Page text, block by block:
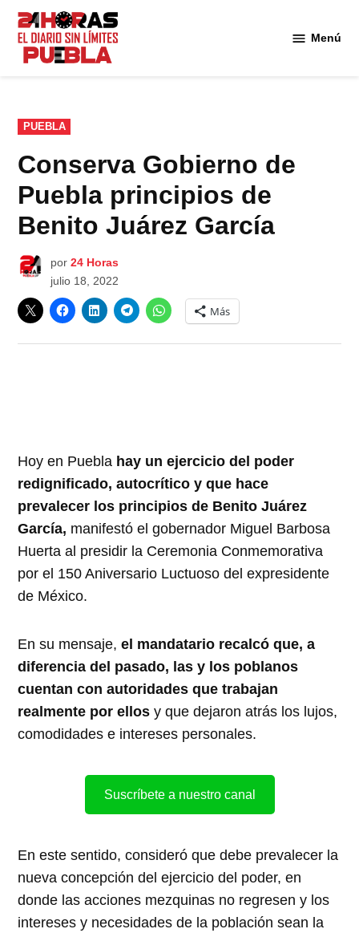
Saltar
contenido
Menú
PUBLICADO
EN
PUEBLA
Conserva Gobierno de
Puebla principios de
Benito Juárez García
por 24 Horas
julio 18, 2022
Más
Hoy en Puebla hay un ejercicio del poder
redignificado, autocrítico y que hace
prevalecer los principios de Benito Juárez
García, manifestó el gobernador Miguel Barbosa
Huerta al presidir la Ceremonia Conmemorativa
por el 150 Aniversario Luctuoso del expresidente
de México.
En su mensaje,el mandatario recalcó que, a
diferencia del pasado, las y los poblanos
cuentan con autoridades que trabajan
realmente por ellos y que dejaron atrás los lujos,
comodidades e intereses personales.
Suscríbete a nuestro canal
En este sentido, consideró que debe prevalecer la
nueva concepción del ejercicio del poder, en
donde las acciones mezquinas no regresen y los
intereses y necesidades de la población sean la